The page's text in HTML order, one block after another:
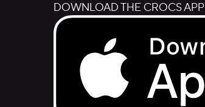
DOWNLOAD THE CROCS APP